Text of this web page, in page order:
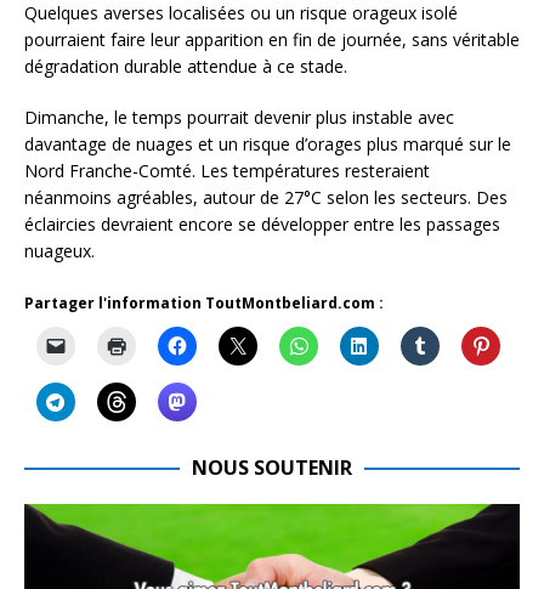
Quelques averses localisées ou un risque orageux isolé
pourraient faire leur apparition en fin de journée, sans véritable
dégradation durable attendue à ce stade.
Dimanche, le temps pourrait devenir plus instable avec
davantage de nuages et un risque d’orages plus marqué sur le
Nord Franche-Comté. Les températures resteraient
néanmoins agréables, autour de 27°C selon les secteurs. Des
éclaircies devraient encore se développer entre les passages
nuageux.
Partager l'information ToutMontbeliard.com :
NOUS SOUTENIR